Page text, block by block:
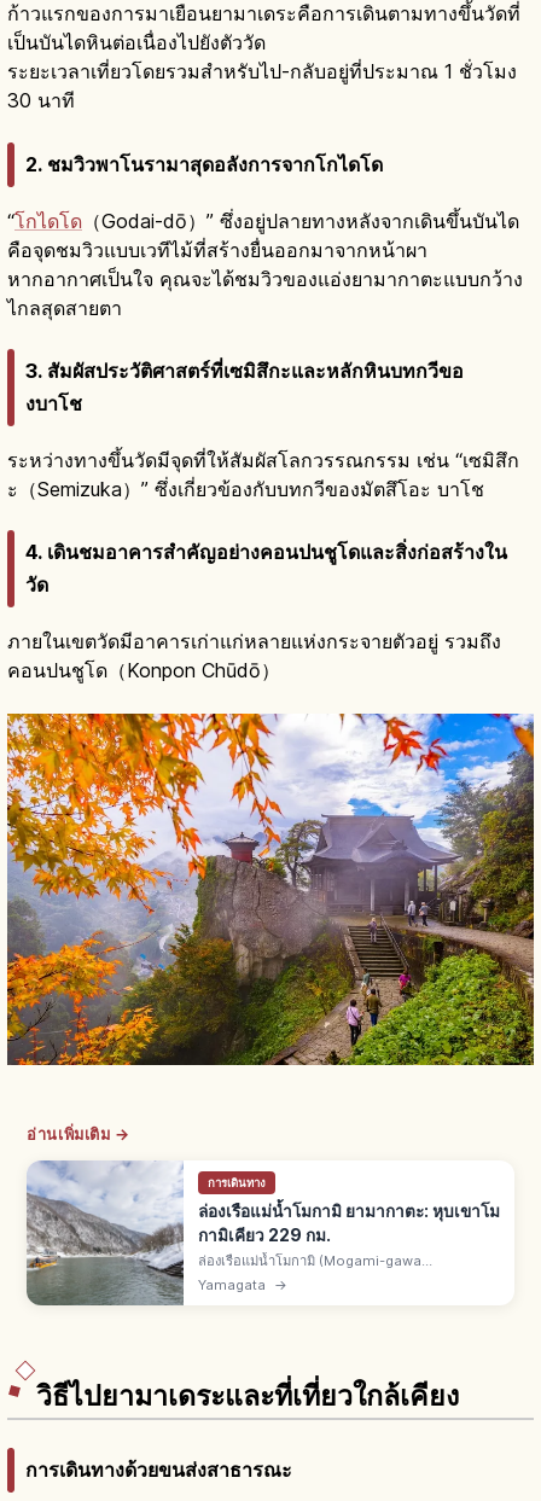
ก้าวแรกของการมาเยือนยามาเดระคือการเดินตามทางขึ้นวัดที่
เป็นบันไดหินต่อเนื่องไปยังตัววัด
ระยะเวลาเที่ยวโดยรวมสำหรับไป-กลับอยู่ที่ประมาณ 1 ชั่วโมง
30 นาที
2. ชมวิวพาโนรามาสุดอลังการจากโกไดโด
“โกไดโด （Godai-dō）” ซึ่งอยู่ปลายทางหลังจากเดินขึ้นบันได
คือจุดชมวิวแบบเวทีไม้ที่สร้างยื่นออกมาจากหน้าผา
หากอากาศเป็นใจ คุณจะได้ชมวิวของแอ่งยามากาตะแบบกว้าง
ไกลสุดสายตา
3. สัมผัสประวัติศาสตร์ที่เซมิสึกะและหลักหินบทกวีขอ
งบาโช
ระหว่างทางขึ้นวัดมีจุดที่ให้สัมผัสโลกวรรณกรรม เช่น “เซมิสึก
ะ（Semizuka）” ซึ่งเกี่ยวข้องกับบทกวีของมัตสึโอะ บาโช
4. เดินชมอาคารสำคัญอย่างคอนปนชูโดและสิ่งก่อสร้างใน
วัด
ภายในเขตวัดมีอาคารเก่าแก่หลายแห่งกระจายตัวอยู่ รวมถึง
คอนปนชูโด（Konpon Chūdō）
อ่านเพิ่มเติม →
การเดินทาง
ล่องเรือแม่น้ำโมกามิ ยามากาตะ: หุบเขาโม
กามิเคียว 229 กม.
ล่องเรือแม่น้ำโมกามิ (Mogami-gawa
Funakudari) คือล่องเรือชมหุบเขาโมกามิเคียวของ
จ.ยามากาตะ แม่น้ำยาวรวม 229 กม. มัตสึโอะ บาโช
Yamagata →
วิธีไปยามาเดระและที่เที่ยวใกล้เคียง
การเดินทางด้วยขนส่งสาธารณะ